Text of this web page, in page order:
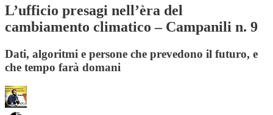
L’ufficio presagi nell’èra del
cambiamento climatico – Campanili n. 9
Dati, algoritmi e persone che prevedono il futuro, e
che tempo farà domani